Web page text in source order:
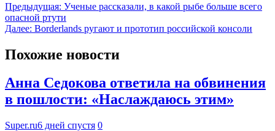
Предыдущая: Ученые рассказали, в какой рыбе больше всего
опасной ртути
Далее: Borderlands ругают и прототип российской консоли
Похожие новости
Анна Седокова ответила на обвинения
в пошлости: «Наслаждаюсь этим»
Super.ru6 дней спустя 0